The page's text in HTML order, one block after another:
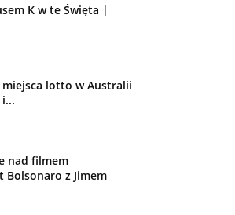
K w te Święta |
lotto w Australii
nad filmem
Bolsonaro z Jimem